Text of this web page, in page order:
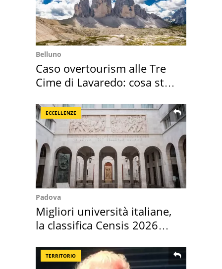
Belluno
Caso overtourism alle Tre
Cime di Lavaredo: cosa sta
ECCELLENZE
Padova
Migliori università italiane,
la classifica Censis 2026
TERRITORIO